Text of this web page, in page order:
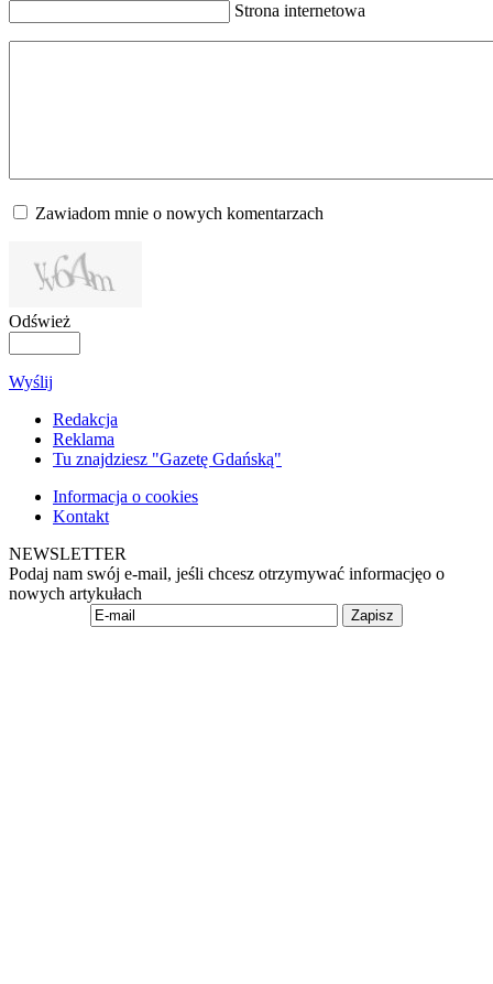
Strona internetowa
Zawiadom mnie o nowych komentarzach
Odśwież
Wyślij
Redakcja
Reklama
Tu znajdziesz "Gazetę Gdańską"
Informacja o cookies
Kontakt
NEWSLETTER
Podaj nam swój e-mail, jeśli chcesz otrzymywać informacjęo o
nowych artykułach
Zapisz